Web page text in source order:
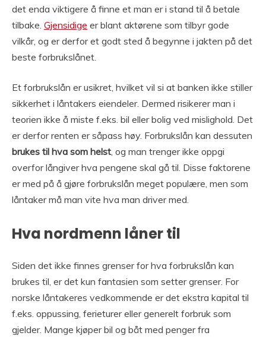
det enda viktigere å finne et man er i stand til å betale
tilbake. Gjensidige er blant aktørene som tilbyr gode
vilkår, og er derfor et godt sted å begynne i jakten på det
beste forbrukslånet.
Et forbrukslån er usikret, hvilket vil si at banken ikke stiller
sikkerhet i låntakers eiendeler. Dermed risikerer man i
teorien ikke å miste f.eks. bil eller bolig ved mislighold. Det
er derfor renten er såpass høy. Forbrukslån kan dessuten
brukes til hva som helst, og man trenger ikke oppgi
overfor långiver hva pengene skal gå til. Disse faktorene
er med på å gjøre forbrukslån meget populære, men som
låntaker må man vite hva man driver med.
Hva nordmenn låner til
Siden det ikke finnes grenser for hva forbrukslån kan
brukes til, er det kun fantasien som setter grenser. For
norske låntakeres vedkommende er det ekstra kapital til
f.eks. oppussing, ferieturer eller generelt forbruk som
gjelder. Mange kjøper bil og båt med penger fra